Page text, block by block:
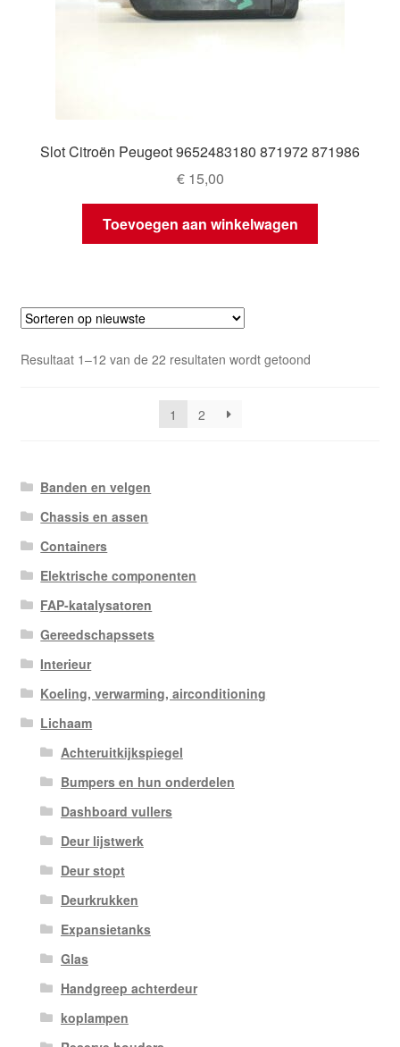
Slot Citroën Peugeot 9652483180 871972 871986
€15,00
Toevoegen aan winkelwagen
Resultaat 1–12 van de 22 resultaten wordt getoondGesorteerd
1
2
Banden en velgen
Chassis en assen
Containers
Elektrische componenten
FAP-katalysatoren
Gereedschapssets
Interieur
Koeling, verwarming, airconditioning
Lichaam
Achteruitkijkspiegel
Bumpers en hun onderdelen
Dashboard vullers
Deur lijstwerk
Deur stopt
Deurkrukken
Expansietanks
Glas
Handgreep achterdeur
koplampen